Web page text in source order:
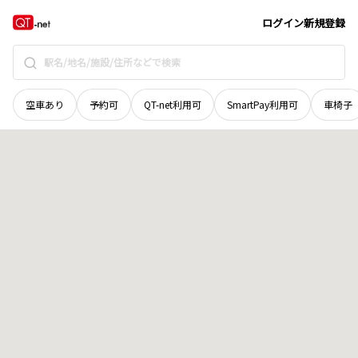
ログイン新規登録
空車あり 予約可 QT-net利用可 SmartPay利用可 車椅子
長野県